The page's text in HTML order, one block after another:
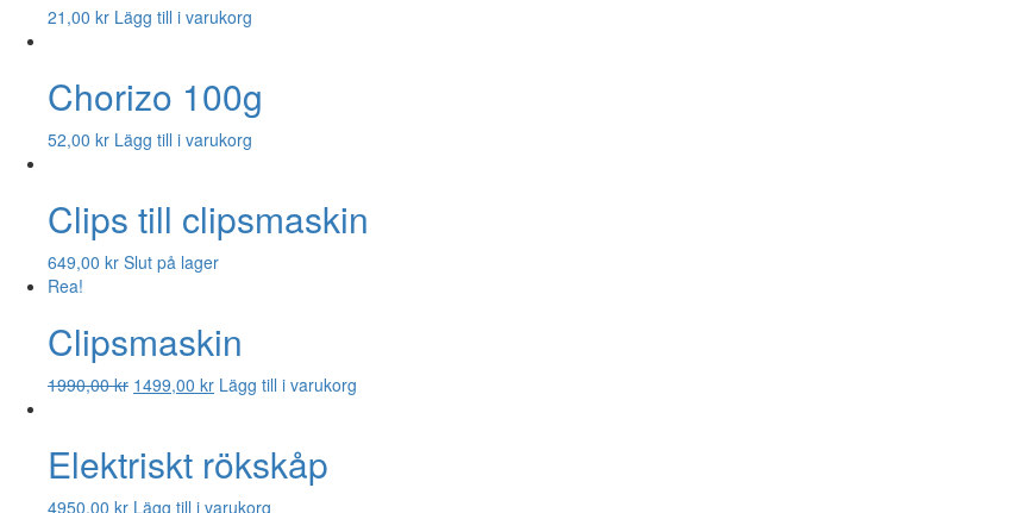
21,00 kr Lägg till i varukorg
Chorizo 100g
52,00 kr Lägg till i varukorg
Clips till clipsmaskin
649,00 kr Slut på lager
Rea!
Clipsmaskin
1990,00kr Det
var:
1990,00 kr.
1499,00 krDet
är:
1499,00 kr.
Lägg till i varukorg
Elektriskt rökskåp
4950,00 kr Lägg till i varukorg